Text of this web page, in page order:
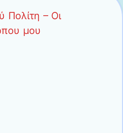
Πολίτη – Οι
μου